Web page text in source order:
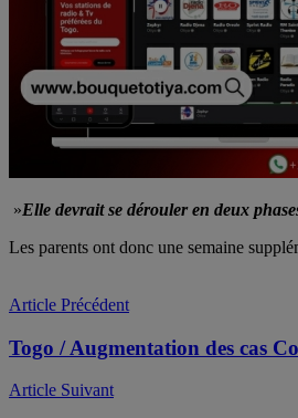
»Elle devrait se dérouler en deux
Les parents ont donc une semaine
Article Précédent
Togo / Augmentation des cas
Article Suivant